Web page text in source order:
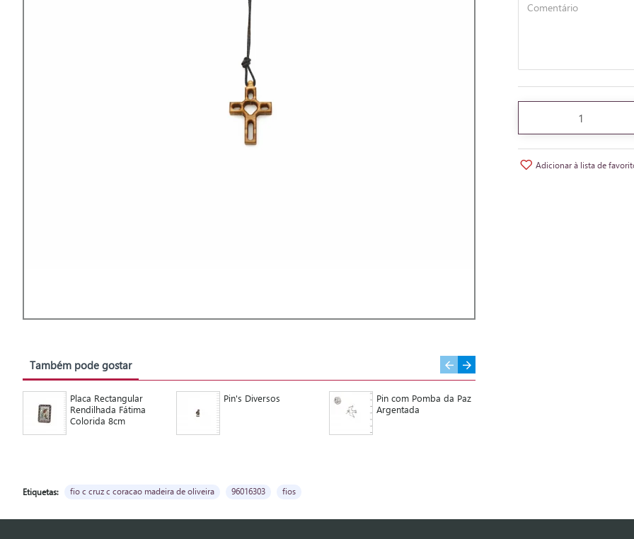
Também pode gostar
Placa Rectangular
Rendilhada Fátima
Colorida 8cm
Pin's Diversos
Pin com Pomba da Paz
Argentada
Adicionar à lista de
Etiquetas: fio c cruz c coracao madeira de oliveira 96016303 fios